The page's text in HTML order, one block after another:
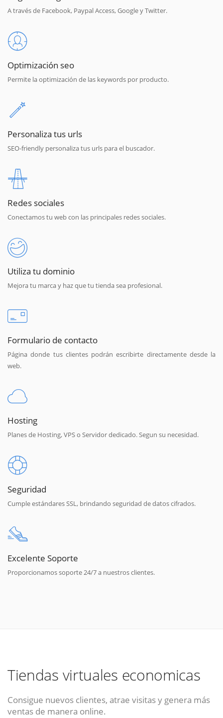
A través de Facebook, Paypal Access, Google y Twitter.
Optimización seo
Permite la optimización de las keywords por producto.
Personaliza tus urls
SEO-friendly personaliza tus urls para el buscador.
Redes sociales
Conectamos tu web con las principales redes sociales.
Utiliza tu dominio
Mejora tu marca y haz que tu tienda sea profesional.
Formulario de contacto
Página donde tus clientes podrán escribirte directamente desde la
web.
Hosting
Planes de Hosting, VPS o Servidor dedicado. Segun su necesidad.
Seguridad
Cumple estándares SSL, brindando seguridad de datos cifrados.
Excelente Soporte
Proporcionamos soporte 24/7 a nuestros clientes.
Tiendas virtuales economicas
Consigue nuevos clientes, atrae visitas y genera más
ventas de manera online.